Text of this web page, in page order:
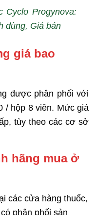
Cyclo Progynova:
dùng, Giá bán
giá bao
được phân phối với
/ hộp 8 viên. Mức giá
tùy theo các cơ sở
hãng mua ở
các cửa hàng thuốc,
phân phối sản